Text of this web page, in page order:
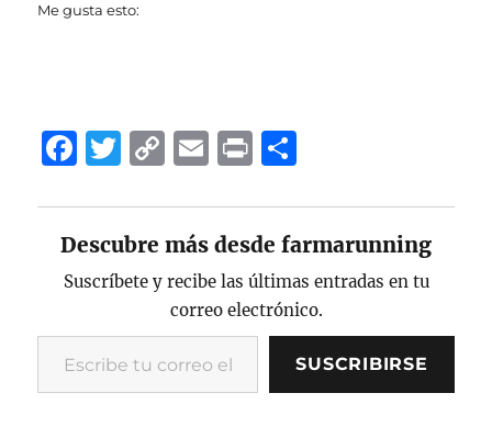
Me gusta esto:
F
c
e
b
o
k
T
it
te
r
C
p
y
Li
n
k
E
ai
l
P
n
t
m
p
a
rt
ir
Descubre más desde farmarunning
Suscríbete y recibe las últimas entradas en tu
correo electrónico.
Escribe tu correo electrónico…
SUSCRIBIRSE